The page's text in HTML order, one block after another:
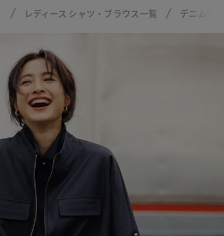
レディース シャツ・ブラウス一覧 デニムラ